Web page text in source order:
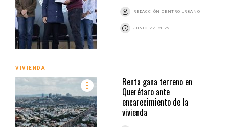
REDACCIÓN CENTRO URBANO
JUNIO 22, 2026
VIVIENDA
Renta gana terreno en
Querétaro ante
encarecimiento de la
vivienda